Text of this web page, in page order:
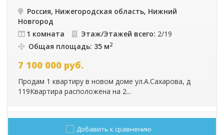
Россия, Нижегородская область, Нижний
Новгород
1 комната
Этаж/Этажей всего: 2/19
Общая площадь: 35 м2
7 100 000 руб.
Продам 1 квартиру в новом доме ул.А.Сахарова, д
119Квартира расположена на 2...
Добавить к сравнению